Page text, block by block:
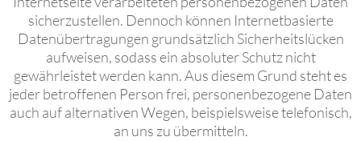
sicherzustellen. Dennoch können Internetbasierte
Datenübertragungen grundsätzlich Sicherheitslücken
aufweisen, sodass ein absoluter Schutz nicht
gewährleistet werden kann. Aus diesem Grund steht es
jeder betroffenen Person frei, personenbezogene Daten
auch auf alternativen Wegen, beispielsweise telefonisch,
an uns zu übermitteln.